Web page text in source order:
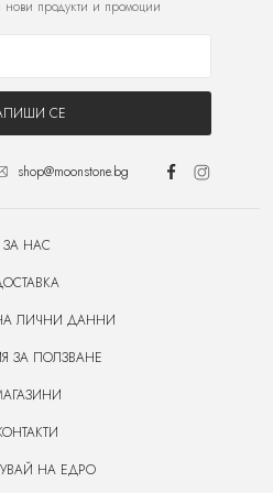
нови продукти и промоции
СЕ
shop@moonstone.bg
ЗА НАС
ЛИЧНИ ДАННИ
ЗА ПОЛЗВАНЕ
НА ЕДРО